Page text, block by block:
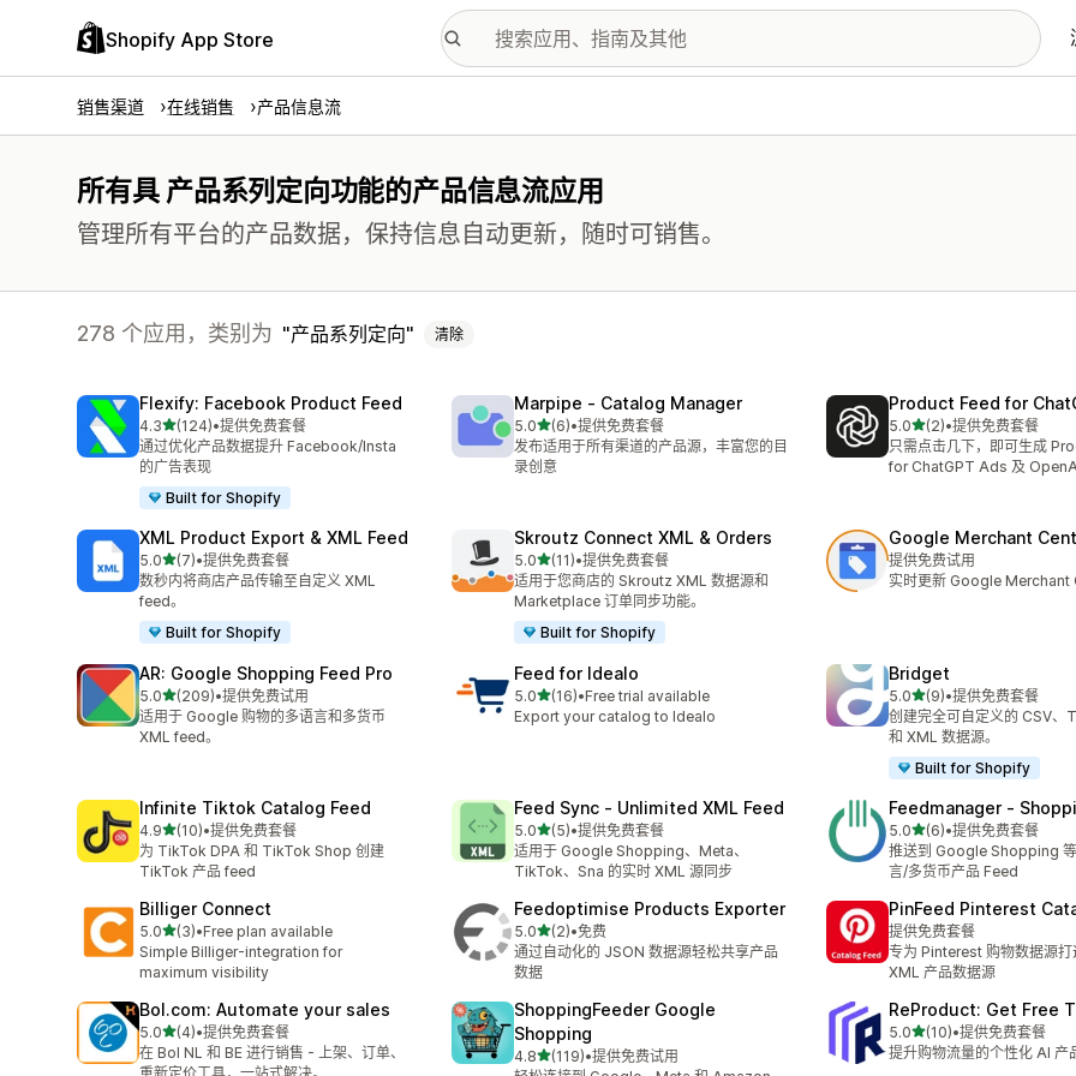
Shopify App Store
销售渠道 在线销售 产品信息流
所有具 产品系列定向功能的产品信息流应用
管理所有平台的产品数据，保持信息自动更新，随时可销售。
278 个应用，类别为 产品系列定向 清除
Flexify: Facebook Product Feed
4.3星（满分 5 星）
(124)
总共 124 条评论
•提供免费套餐
通过优化产品数据提升 Facebook/Insta
的广告表现
Built for Shopify
Marpipe ‑ Catalog Manager
5.0星（满分 5 星）
(6)
总共 6 条评论
•提供免费套餐
发布适用于所有渠道的产品源，丰富您的目
录创意
Product Feed for
5.0星（满分 5 星）
(2)
总共 2 条评论
•提供免费套餐
只需点击几下，即可生成
for ChatGPT Ads 及
XML Product Export & XML Feed
5.0星（满分 5 星）
(7)
总共 7 条评论
•提供免费套餐
数秒内将商店产品传输至自定义 XML
feed。
Built for Shopify
Skroutz Connect XML & Orders
5.0星（满分 5 星）
(11)
总共 11 条评论
•提供免费套餐
适用于您商店的 Skroutz XML 数据源和
Marketplace 订单同步功能。
Built for Shopify
Google Merchant
提供免费试用
实时更新 Google Merchant
AR: Google Shopping Feed Pro
5.0星（满分 5 星）
(209)
总共 209 条评论
•提供免费试用
适用于 Google 购物的多语言和多货币
XML feed。
Feed for Idealo
5.0星（满分 5 星）
(16)
总共 16 条评论
•Free trial available
Export your catalog to Idealo
Bridget
5.0星（满分 5 星）
(9)
总共 9 条评论
•提供免费套餐
创建完全可自定义的 CSV、
和 XML 数据源。
Built for Shopify
Infinite Tiktok Catalog Feed
4.9星（满分 5 星）
(10)
总共 10 条评论
•提供免费套餐
为 TikTok DPA 和 TikTok Shop 创建
TikTok 产品 feed
Feed Sync ‑ Unlimited XML Feed
5.0星（满分 5 星）
(5)
总共 5 条评论
•提供免费套餐
适用于 Google Shopping、Meta、
TikTok、Sna 的实时 XML 源同步
Feedmanager ‑
5.0星（满分 5 星）
(6)
总共 6 条评论
•提供免费套餐
推送到 Google Shopping
言/多货币产品 Feed
Billiger Connect
5.0星（满分 5 星）
(3)
总共 3 条评论
•Free plan available
Simple Billiger-integration for
maximum visibility
Feedoptimise Products Exporter
5.0星（满分 5 星）
(2)
总共 2 条评论
•免费
通过自动化的 JSON 数据源轻松共享产品
数据
PinFeed Pinterest
提供免费套餐
专为 Pinterest 购物数据源打
XML 产品数据源
Bol.com: Automate your sales
5.0星（满分 5 星）
(4)
总共 4 条评论
•提供免费套餐
在 Bol NL 和 BE 进行销售 - 上架、订单、
ShoppingFeeder Google
Shopping
4.8星（满分 5 星）
(119)
总共 119 条评论
•提供免费试用
ReProduct: Get Free
5.0星（满分 5 星）
(10)
总共 10 条评论
•提供免费套餐
提升购物流量的个性化 AI 产